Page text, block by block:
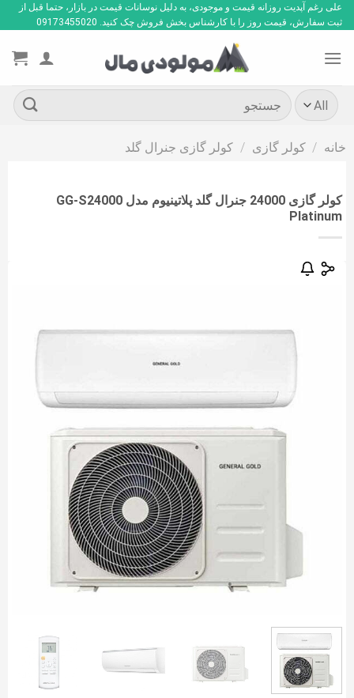
Skip
to
علی رغم آپدیت روزانه قیمت و موجودی، به دلیل نوسانات قیمت در بازار، حتما قبل از
ثبت سفارش، قیمت روز را با کارشناس بخش فروش چک کنید. 09173455020
جستجو
برای:
خانه / کولر گازی / کولر گازی جنرال گلد
کولر گازی 24000 جنرال گلد پلاتینیوم مدل GG-S24000
Platinum